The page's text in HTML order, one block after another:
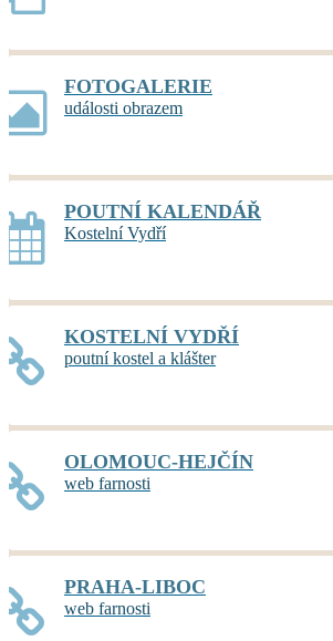
FOTOGALERIE
události obrazem
POUTNÍ KALENDÁŘ
Kostelní Vydří
KOSTELNÍ VYDŘÍ
poutní kostel a klášter
OLOMOUC-HEJČÍN
web farnosti
PRAHA-LIBOC
web farnosti